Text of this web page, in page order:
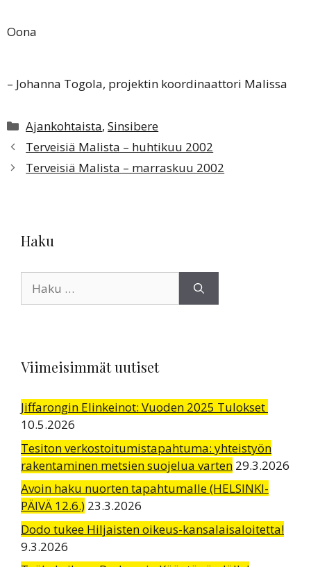
Oona
– Johanna Togola, projektin koordinaattori Malissa
Kategoriat
Ajankohtaista,Sinsibere
Terveisiä Malista – huhtikuu 2002
Terveisiä Malista – marraskuu 2002
Haku
Viimeisimmät uutiset
Jiffarongin Elinkeinot: Vuoden 2025 Tulokset
10.5.2026
Tesiton verkostoitumistapahtuma: yhteistyön
rakentaminen metsien suojelua varten 29.3.2026
Avoin haku nuorten tapahtumalle (HELSINKI-
PÄIVÄ 12.6.) 23.3.2026
Dodo tukee Hiljaisten oikeus-kansalaisaloitetta!
9.3.2026